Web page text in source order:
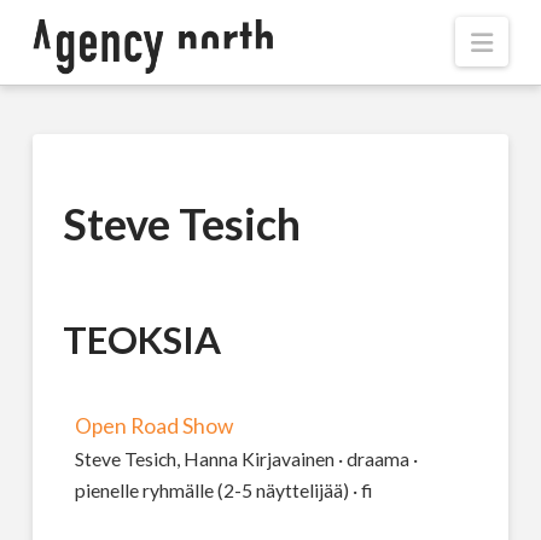
Steve Tesich
TEOKSIA
Open Road Show
Steve Tesich, Hanna Kirjavainen · draama ·
pienelle ryhmälle (2-5 näyttelijää) · fi